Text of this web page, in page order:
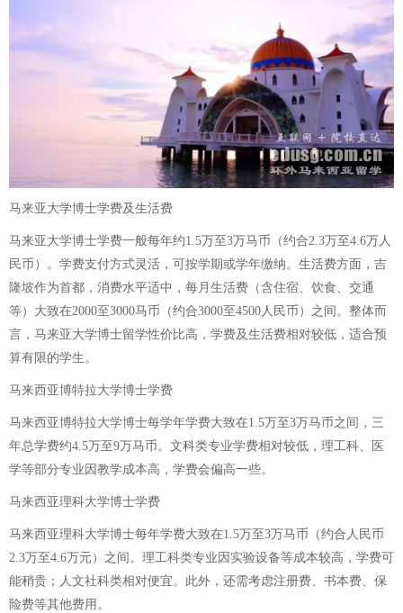
马来亚大学博士学费及生活费
马来亚大学博士学费一般每年约1.5万至3万马币（约合2.3万至4.6万人
民币）。学费支付方式灵活，可按学期或学年缴纳。生活费方面，吉
隆坡作为首都，消费水平适中，每月生活费（含住宿、饮食、交通
等）大致在2000至3000马币（约合3000至4500人民币）之间。整体而
言，马来亚大学博士留学性价比高，学费及生活费相对较低，适合预
算有限的学生。
马来西亚博特拉大学博士学费
马来西亚博特拉大学博士每学年学费大致在1.5万至3万马币之间，三
年总学费约4.5万至9万马币。文科类专业学费相对较低，理工科、医
学等部分专业因教学成本高，学费会偏高一些。
马来西亚理科大学博士学费
马来西亚理科大学博士每年学费大致在1.5万至3万马币（约合人民币
2.3万至4.6万元）之间。理工科类专业因实验设备等成本较高，学费可
能稍贵；人文社科类相对便宜。此外，还需考虑注册费、书本费、保
险费等其他费用。